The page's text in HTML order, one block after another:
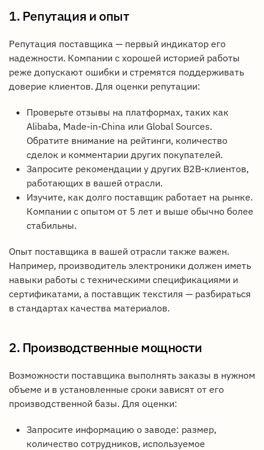
1. Репутация и опыт
Репутация поставщика — первый индикатор его
надежности. Компании с хорошей историей работы
реже допускают ошибки и стремятся поддерживать
доверие клиентов. Для оценки репутации:
Проверьте отзывы на платформах, таких как
Alibaba, Made-in-China или Global Sources.
Обратите внимание на рейтинги, количество
сделок и комментарии других покупателей.
Запросите рекомендации у других B2B-клиентов,
работающих в вашей отрасли.
Изучите, как долго поставщик работает на рынке.
Компании с опытом от 5 лет и выше обычно более
стабильны.
Опыт поставщика в вашей отрасли также важен.
Например, производитель электроники должен иметь
навыки работы с техническими спецификациями и
сертификатами, а поставщик текстиля — разбираться
в стандартах качества материалов.
2. Производственные мощности
Возможности поставщика выполнять заказы в нужном
объеме и в установленные сроки зависят от его
производственной базы. Для оценки:
Запросите информацию о заводе: размер,
количество сотрудников, используемое